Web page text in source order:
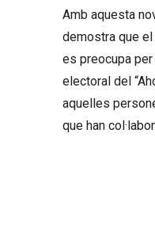
Amb aquesta
demostra que
es preocupa
electoral del
aquelles
que han